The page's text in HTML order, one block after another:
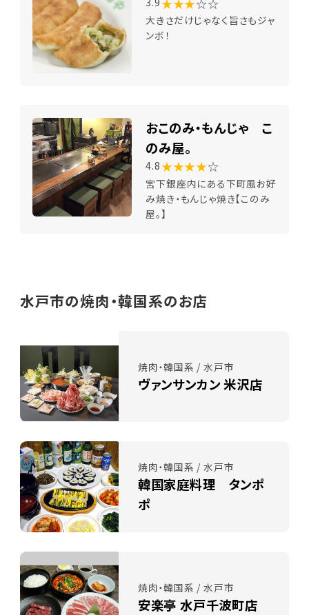
大きさだけじゃなく旨さもジャ
ンボ！
おこのみ・もんじゃ こ
のみ屋。
4.8 ★★★★☆
宮下銀座内にある下町風お好
み焼き・もんじゃ焼き【このみ
屋。】
水戸市の焼肉・韓国系のお店
焼肉・韓国系 / 水戸市
ヴァンサンカン 米沢店
焼肉・韓国系 / 水戸市
韓国家庭料理 タンポ
ポ
焼肉・韓国系 / 水戸市
安楽亭 水戸千波町店